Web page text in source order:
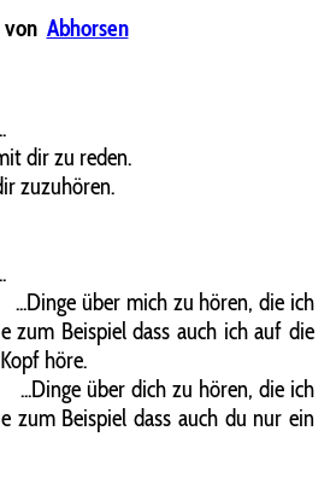
von Abhorsen
reden.
mich zu hören, die ich
zum Beispiel dass auch ich auf die
höre.
dich zu hören, die ich
zum Beispiel dass auch du nur ein